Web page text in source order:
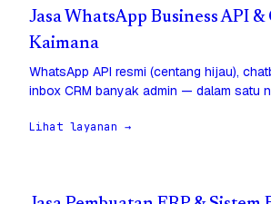
Jasa WhatsApp Business API &
Kaimana
WhatsApp API resmi (centang hijau),
inbox CRM banyak admin — dalam satu
Lihat layanan →